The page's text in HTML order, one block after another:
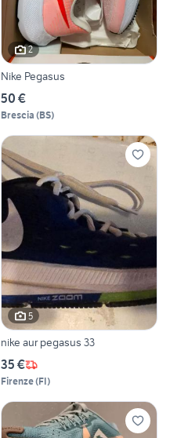
2
Nike Pegasus
50 €
Brescia (BS)
5
nike aur pegasus 33
35 €
Firenze(FI)